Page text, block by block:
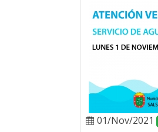
01/Nov/2021